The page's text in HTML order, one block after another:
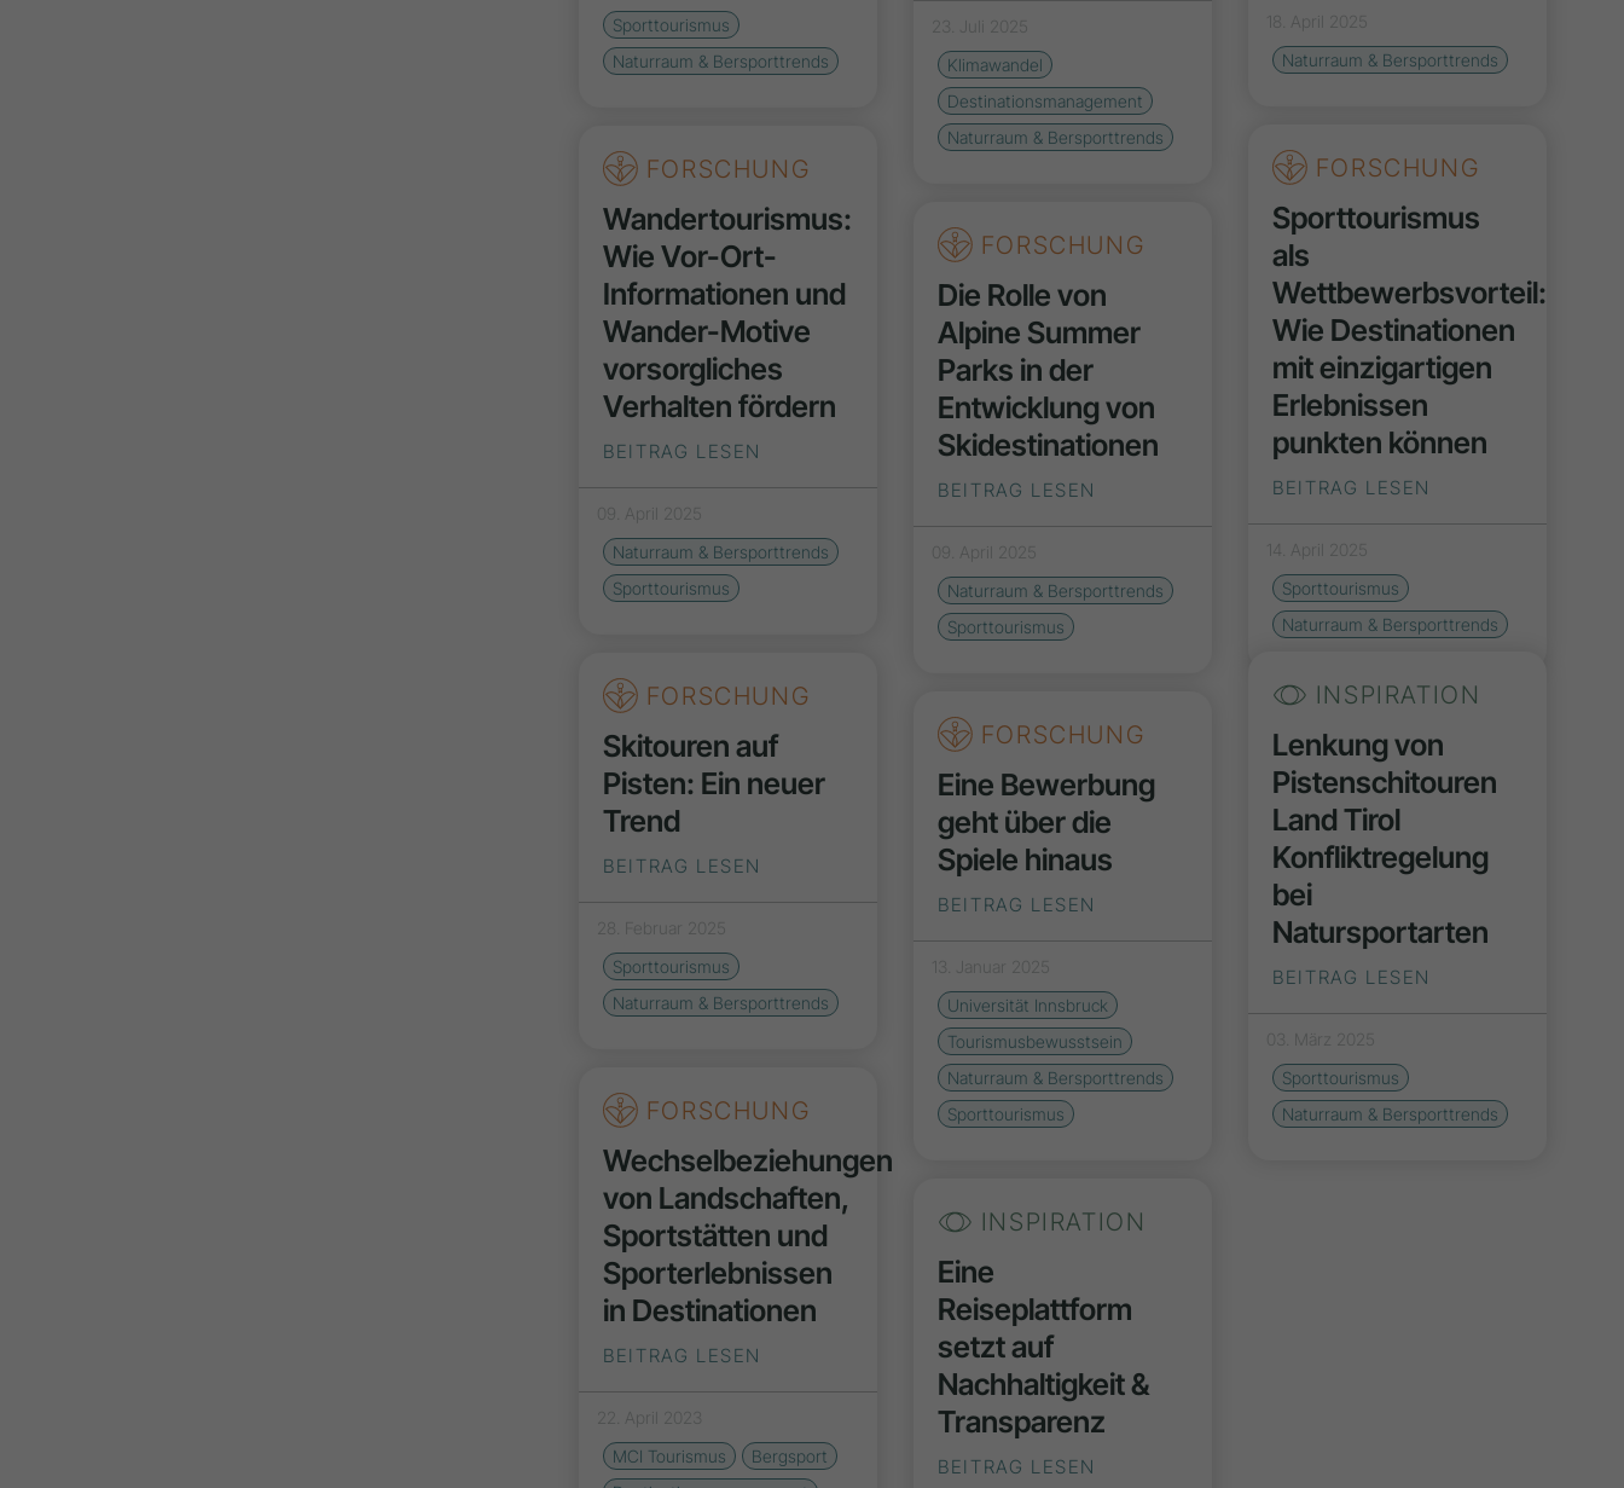
23. Juli 2025
Klimawandel
Destinationsmanagement
Naturraum & Bersporttrends
18. April 2025
Naturraum & Bersporttrends
Sporttourismus
Naturraum & Bersporttrends
FORSCHUNG
Sporttourismus
als
Wettbewerbsvorteil:
Wie Destinationen
mit einzigartigen
Erlebnissen
punkten können
BEITRAG LESEN
14. April 2025
Sporttourismus
Naturraum & Bersporttrends
FORSCHUNG
Wandertourismus:
Wie Vor-Ort-
Informationen und
Wander-Motive
vorsorgliches
Verhalten fördern
BEITRAG LESEN
09. April 2025
Naturraum & Bersporttrends
Sporttourismus
FORSCHUNG
Die Rolle von
Alpine Summer
Parks in der
Entwicklung von
Skidestinationen
BEITRAG LESEN
09. April 2025
Naturraum & Bersporttrends
Sporttourismus
INSPIRATION
Lenkung von
Pistenschitouren
Land Tirol
Konfliktregelung
bei
Natursportarten
BEITRAG LESEN
03. März 2025
Sporttourismus
Naturraum & Bersporttrends
FORSCHUNG
Skitouren auf
Pisten: Ein neuer
Trend
BEITRAG LESEN
28. Februar 2025
Sporttourismus
Naturraum & Bersporttrends
FORSCHUNG
Eine Bewerbung
geht über die
Spiele hinaus
BEITRAG LESEN
13. Januar 2025
Universität Innsbruck
Tourismusbewusstsein
Naturraum & Bersporttrends
Sporttourismus
FORSCHUNG
Wechselbeziehungen
von Landschaften,
Sportstätten und
Sporterlebnissen
in Destinationen
BEITRAG LESEN
22. April 2023
MCI Tourismus
Bergsport
INSPIRATION
Eine
Reiseplattform
setzt auf
Nachhaltigkeit &
Transparenz
BEITRAG LESEN